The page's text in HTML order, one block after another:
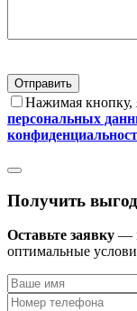
Нажимая кнопку,
персональных
Получить
Оставьте заявку —
оптимальные